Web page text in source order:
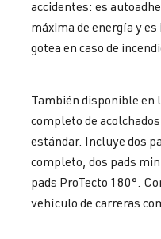
accidentes: es
máxima de energía y
gotea en caso de
También disponible en
completo de
estándar. Incluye dos
completo, dos pads
pads ProTecto 180°.
vehículo de carreras